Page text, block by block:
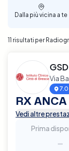
Dalla più vicina a te
11 risultati per
Via
RX
Vedi altre
Prima
-